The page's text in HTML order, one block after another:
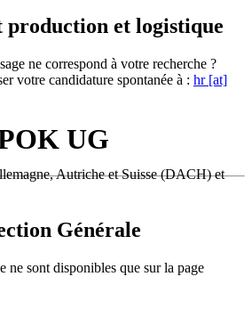
production et logistique
ne correspond à votre recherche ?
votre candidature spontanée à : hr [at]
UG
Autriche et Suisse (DACH) et
Générale
ne sont disponibles que sur la page